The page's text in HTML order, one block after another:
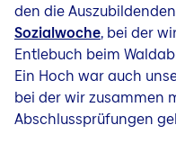
den die
Sozialwoche​​​​​​​, bei der
Entlebuch beim
Ein Hoch war auch
bei der wir zusammen
Abschlussprüfungen